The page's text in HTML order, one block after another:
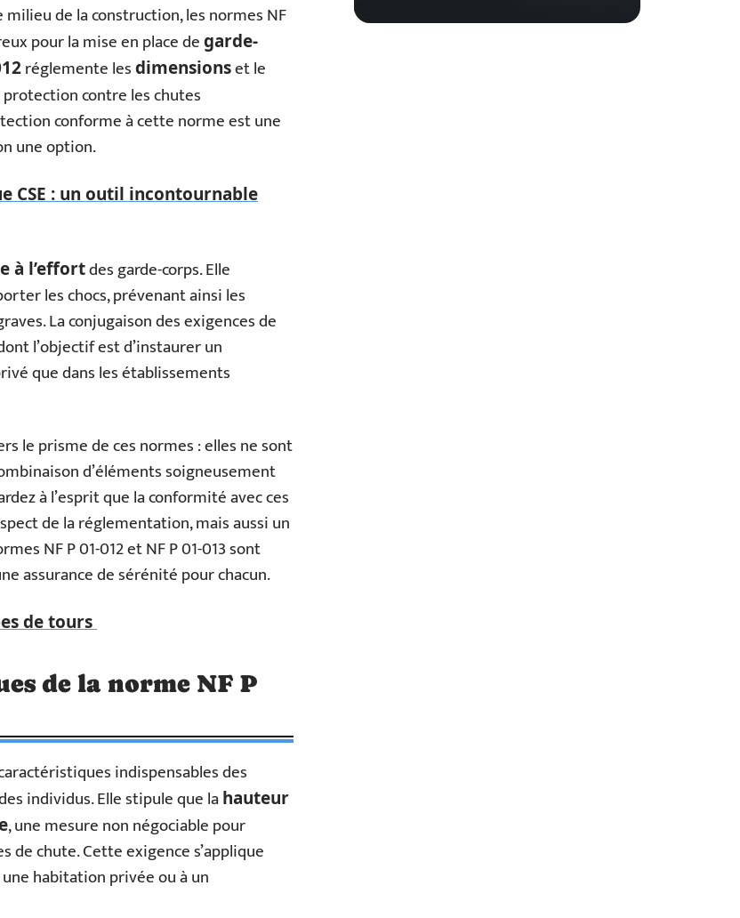
de la construction, les normes NF
pour la mise en place degarde-
réglemente lesdimensionset le
protection contre les chutes
conforme à cette norme est une
une option.
CSE : un outil incontournable
à l’effortdes garde-corps. Elle
les chocs, prévenant ainsi les
La conjugaison des exigences de
l’objectif est d’instaurer un
que dans les établissements
le prisme de ces normes : elles ne sont
d’éléments soigneusement
à l’esprit que la conformité avec ces
de la réglementation, mais aussi un
NF P 01-012 et NF P 01-013 sont
assurance de sérénité pour chacun.
de tours
de la norme NF P
indispensables des
individus. Elle stipule que lahauteur
, une mesure non négociable pour
chute. Cette exigence s’applique
habitation privée ou à un